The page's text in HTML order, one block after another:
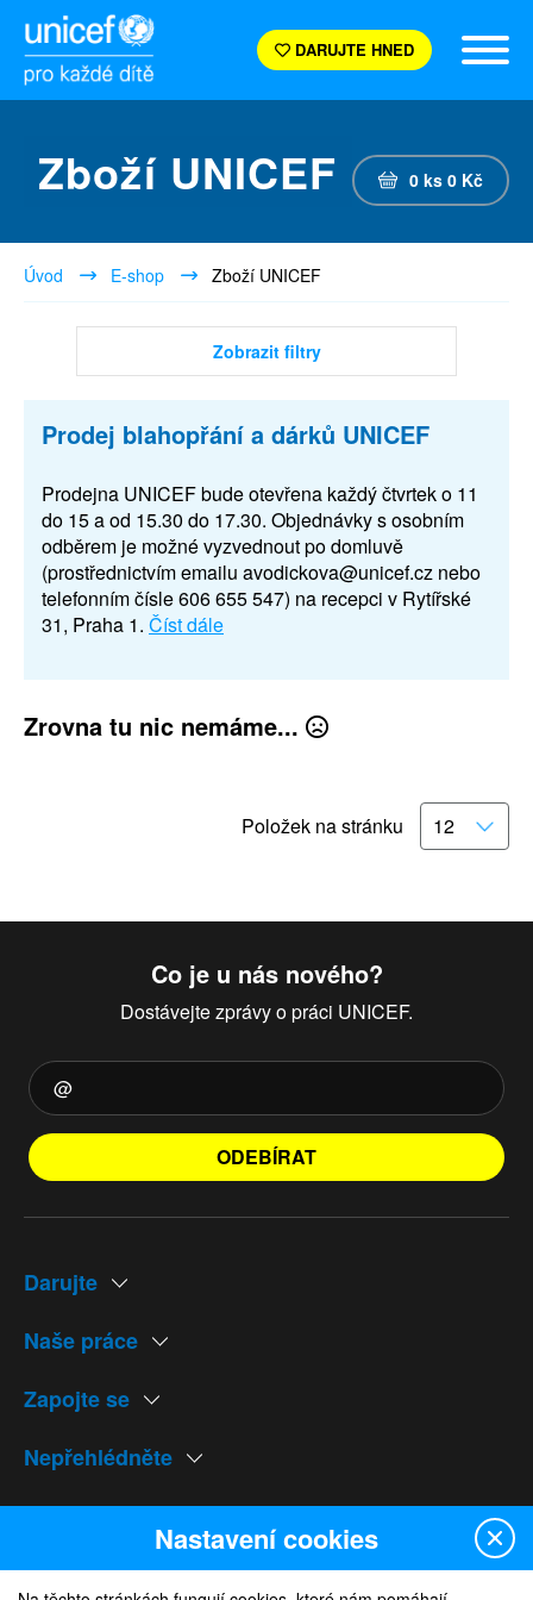
DARUJTE HNED
Zboží UNICEF 0 ks 0 Kč
Úvod E-shop Zboží UNICEF
Zobrazit filtry
Prodej blahopřání a dárků UNICEF
Prodejna UNICEF bude otevřena každý čtvrtek o 11
do 15 a od 15.30 do 17.30. Objednávky s osobním
odběrem je možné vyzvednout po domluvě
(prostřednictvím emailu avodickova@unicef.cz nebo
telefonním čísle 606 655 547) na recepci v Rytířské
31, Praha 1. Číst dále
Zrovna tu nic nemáme...
Položek na stránku
Co je u nás nového?
Dostávejte zprávy o práci UNICEF.
ODEBÍRAT
Darujte
Naše práce
Zapojte se
Nepřehlédněte
Naše weby
Nastavení cookies